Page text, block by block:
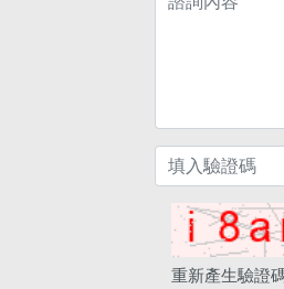
重新產生驗證